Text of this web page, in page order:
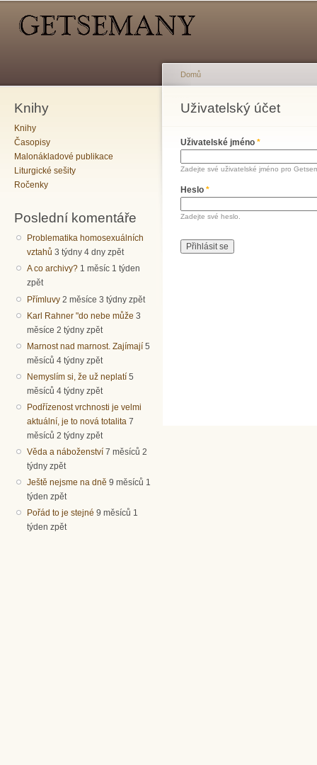
Knihy
Knihy
Časopisy
Malonákladové publikace
Liturgické sešity
Ročenky
Poslední komentáře
Problematika homosexuálních
vztahů 3 týdny 4 dny zpět
A co archivy? 1 měsíc 1 týden
zpět
Přímluvy 2 měsíce 3 týdny zpět
Karl Rahner "do nebe může 3
měsíce 2 týdny zpět
Marnost nad marnost. Zajímají 5
měsíců 4 týdny zpět
Nemyslím si, že už neplatí 5
měsíců 4 týdny zpět
Podřízenost vrchnosti je velmi
aktuální, je to nová totalita 7
měsíců 2 týdny zpět
Věda a náboženství 7 měsíců 2
týdny zpět
Ještě nejsme na dně 9 měsíců 1
týden zpět
Pořád to je stejné 9 měsíců 1
týden zpět
Jste zde
Domů
Uživatelský účet
Hlavní záložky
Uživatelské jméno *
Zadejte své uživatelské jméno pro
Heslo *
Zadejte své heslo.